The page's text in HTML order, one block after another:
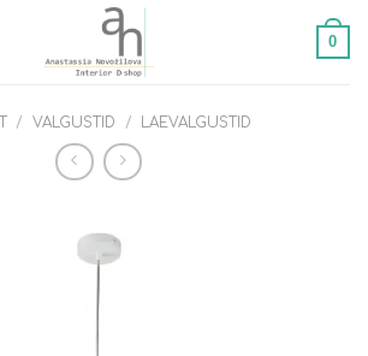
0
/ VALGUSTID / LAEVALGUSTID